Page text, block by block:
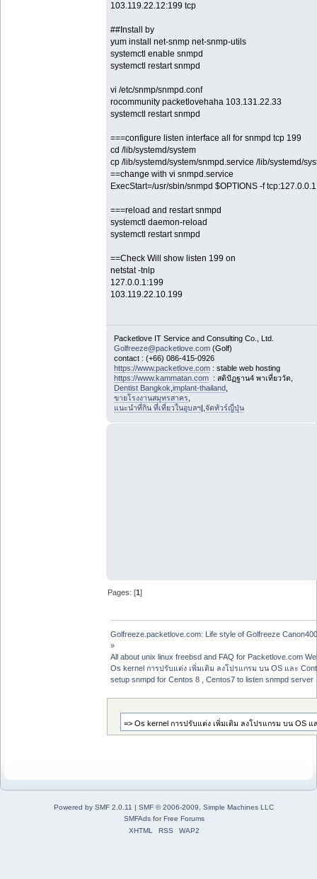
103.119.22.12:199 tcp
##Install by
yum install net-snmp net-snmp-utils
systemctl enable snmpd
systemctl restart snmpd
vi /etc/snmp/snmpd.conf
rocommunity packetlovehaha 103.131.22.33
systemctl restart snmpd
===configure listen interface all for snmpd tcp 199
cd /lib/systemd/system
cp /lib/systemd/system/snmpd.service /lib/systemd/
==change with vi snmpd.service
ExecStart=/usr/sbin/snmpd $OPTIONS -f
===reload and restart snmpd
systemctl daemon-reload
systemctl restart snmpd
==Check Will show listen 199 on
netstat -tnlp
127.0.0.1:199
103.119.22.10.199
Packetlove IT Service and Consulting Co., Ltd.
Golfreeze@packetlove.com(Golf)
contact : (+66) 086-415-0926
https://www.packetlove.com: stable web hosting
https://www.kammatan.com: สติปัฏฐาน4 พาเที่ยววัด,
Dentist Bangkok implant-thailand,
ขายโรงงานสมุทรสาคร,
แนะนำที่กิน ที่เที่ยวในอุบลฯ|, จัดทัวร์ญี่ปุ่น
Pages: [1]
Golfreeze.packetlove.com: Life style of Golfreeze
»
All about unix linux freebsd and FAQ for Packetlove.com
Os kernel การปรับแต่ง เพิ่มเติม ลงโปรแกรม บน OS และ
setup snmpd for Centos 8 , Centos7 to listen snmpd server
Powered by SMF 2.0.11 | SMF © 2006-2009, Simple Machines LLC
SMFAdsforFree Forums
XHTML
RSS WAP2